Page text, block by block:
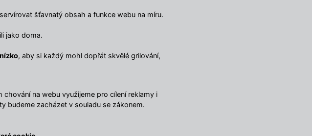
šťavnatý obsah a funkce webu na míru.
jako doma.
, aby si každý mohl dopřát skvělé grilování,
na webu využijeme pro cílení reklamy i
budeme zacházet v souladu se zákonem.